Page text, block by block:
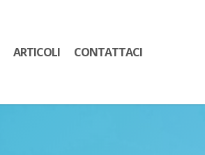
ARTICOLI CONTATTACI